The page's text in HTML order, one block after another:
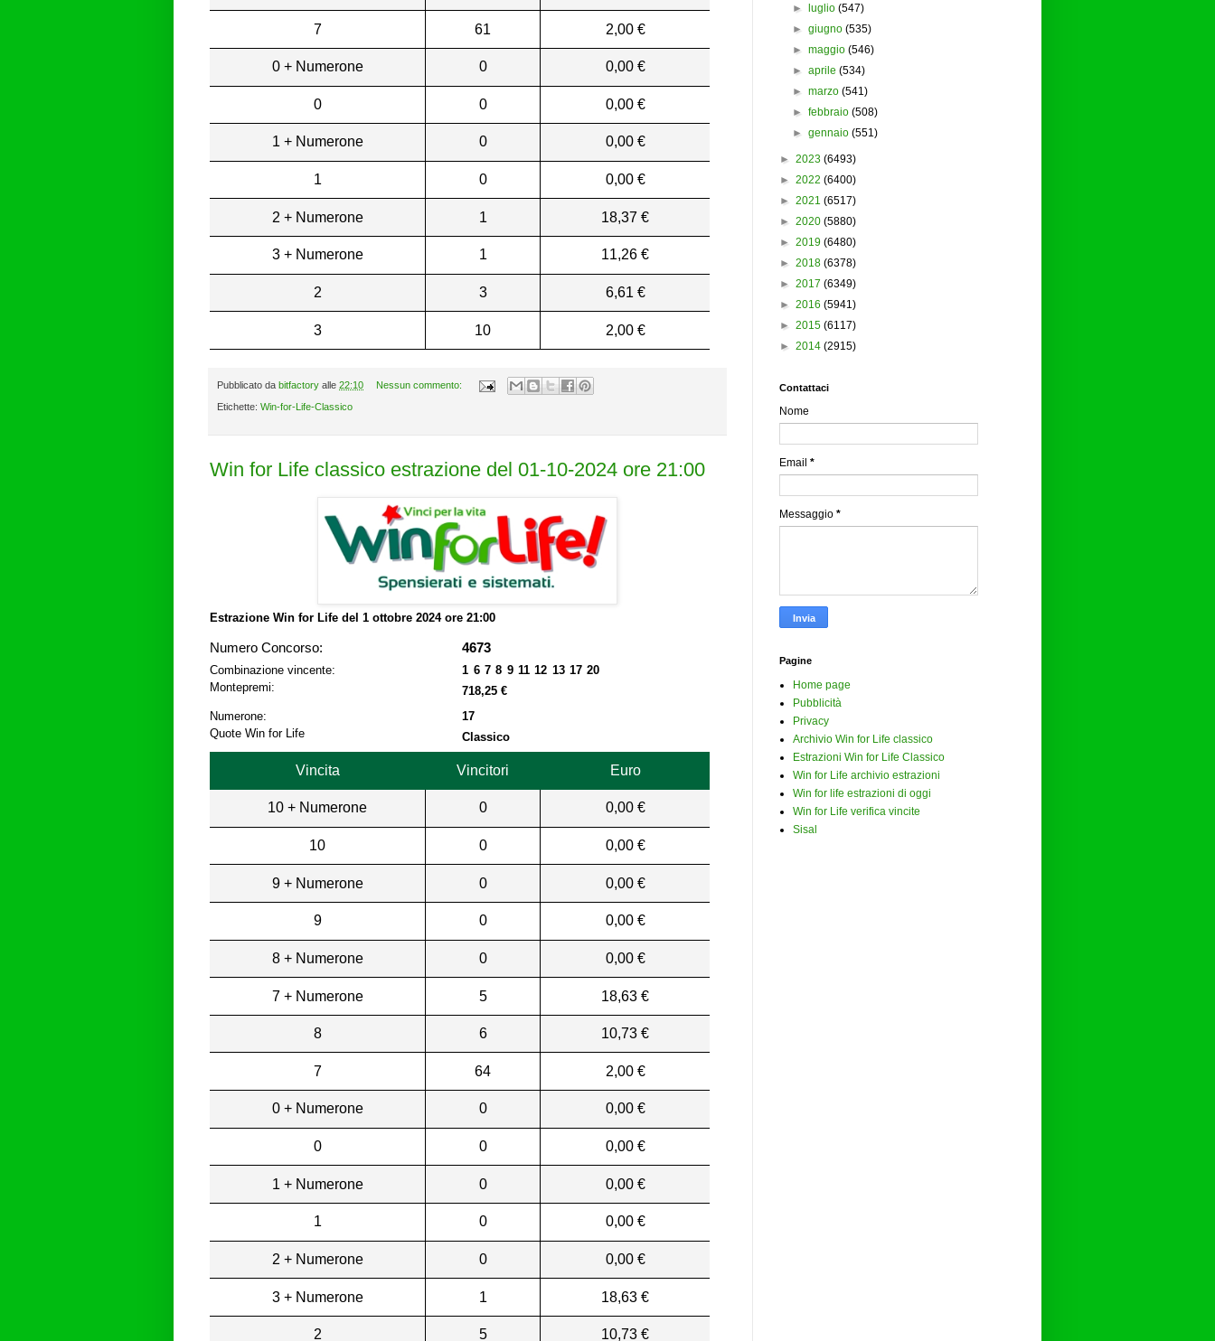
7 61 2,00 €
0 + Numerone 0 0,00 €
0 0 0,00 €
1 + Numerone 0 0,00 €
1 0 0,00 €
2 + Numerone 1 18,37 €
3 + Numerone 1 11,26 €
2 3 6,61 €
3 10 2,00 €
Pubblicato da bitfactory alle 22:10 Nessun commento:
Etichette: Win-for-Life-Classico
Win for Life classico estrazione del 01-10-2024 ore 21:00
Estrazione Win for Life del 1 ottobre 2024 ore 21:00
Numero Concorso: 4673
Combinazione vincente:
1 6 7 8 9 11 12 13 17 20
Montepremi:
718,25 €
Numerone:
17
Quote Win for Life
Classico
Vincita Vincitori Euro
10 + Numerone 0 0,00 €
10 0 0,00 €
9 + Numerone 0 0,00 €
9 0 0,00 €
8 + Numerone 0 0,00 €
7 + Numerone 5 18,63 €
8 6 10,73 €
7 64 2,00 €
0 + Numerone 0 0,00 €
0 0 0,00 €
1 + Numerone 0 0,00 €
1 0 0,00 €
2 + Numerone 0 0,00 €
3 + Numerone 1 18,63 €
2 5 10,73 €
►
luglio (547)
►giugno (535)
►maggio (546)
►aprile (534)
►marzo (541)
►febbraio (508)
►gennaio (551)
► 2023 (6493)
► 2022 (6400)
► 2021 (6517)
► 2020 (5880)
► 2019 (6480)
► 2018 (6378)
► 2017 (6349)
► 2016 (5941)
► 2015 (6117)
► 2014 (2915)
Contattaci
Nome
Email *
Messaggio *
Pagine
Home page
Pubblicità
Privacy
Archivio Win for Life classico
Estrazioni Win for Life Classico
Win for Life archivio estrazioni
Win for life estrazioni di oggi
Win for Life verifica vincite
Sisal